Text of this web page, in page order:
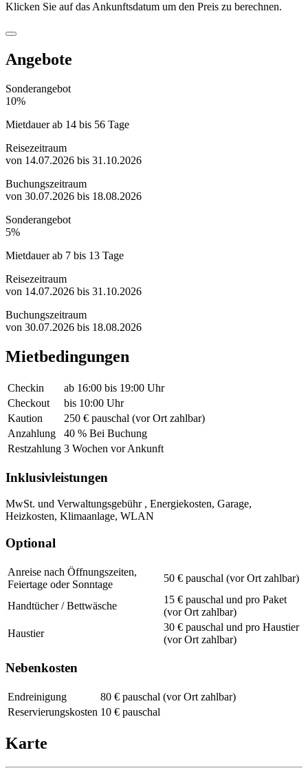
Klicken Sie auf das Ankunftsdatum um den Preis zu berechnen.
Angebote
Sonderangebot
10%
Mietdauer ab 14 bis 56 Tage
Reisezeitraum
von 14.07.2026 bis 31.10.2026
Buchungszeitraum
von 30.07.2026 bis 18.08.2026
Sonderangebot
5%
Mietdauer ab 7 bis 13 Tage
Reisezeitraum
von 14.07.2026 bis 31.10.2026
Buchungszeitraum
von 30.07.2026 bis 18.08.2026
Mietbedingungen
Checkin
ab 16:00 bis 19:00 Uhr
Checkout
bis 10:00 Uhr
Kaution
250 € pauschal (vor Ort zahlbar)
Anzahlung
40 % Bei Buchung
Restzahlung 3 Wochen vor Ankunft
Inklusivleistungen
MwSt. und Verwaltungsgebühr , Energiekosten, Garage,
Heizkosten, Klimaanlage, WLAN
Optional
Anreise nach Öffnungszeiten,
Feiertage oder Sonntage
50 € pauschal (vor Ort zahlbar)
Handtücher / Bettwäsche
15 € pauschal und pro Paket
(vor Ort zahlbar)
Haustier
30 € pauschal und pro Haustier
(vor Ort zahlbar)
Nebenkosten
Endreinigung
80 € pauschal (vor Ort zahlbar)
Reservierungskosten 10 € pauschal
Karte